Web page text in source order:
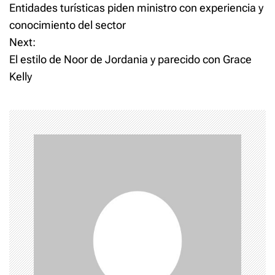
alcaldes y regidores de
la región Yuma que aglutina
los municipios y distritos
"ASOMUREYU"…
o
s
t
a
v
i
g
a
t
Entidades turísticas piden ministro con experiencia y
conocimiento del sector
Next:
El estilo de Noor de Jordania y parecido con Grace
Kelly